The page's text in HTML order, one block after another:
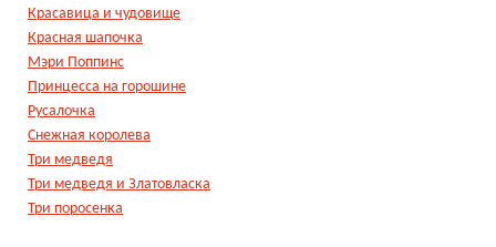
Красавица и чудовище
Красная шапочка
Мэри Поппинс
Принцесса на горошине
Русалочка
Снежная королева
Три медведя
Три медведя и Златовласка
Три поросенка